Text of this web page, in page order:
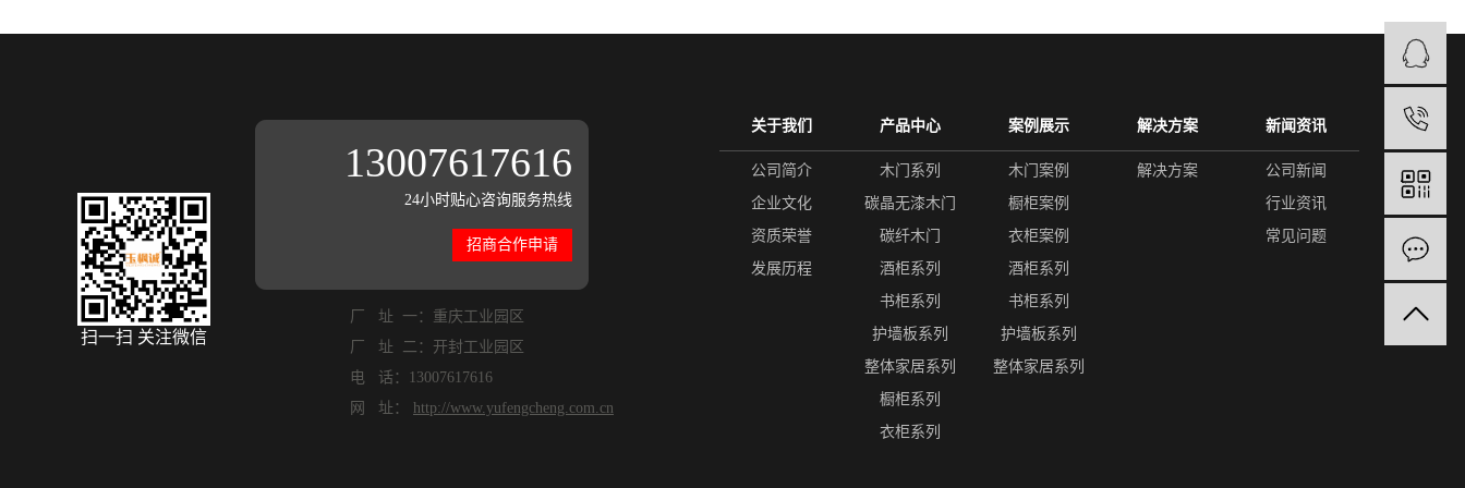
扫一扫 关注微信
13007617616
24小时贴心咨询服务热线
招商合作申请
厂 址 一：重庆工业园区
厂 址 二：开封工业园区
电 话：13007617616
网 址：
http://www.yufengcheng.com.cn
关于我们
公司简介
企业文化
资质荣誉
发展历程
产品中心
木门系列
碳晶无漆木门
碳纤木门
酒柜系列
书柜系列
护墙板系列
整体家居系列
橱柜系列
衣柜系列
案例展示
木门案例
橱柜案例
衣柜案例
酒柜系列
书柜系列
护墙板系列
整体家居系列
解决方案
解决方案
新闻资讯
公司新闻
行业资讯
常见问题